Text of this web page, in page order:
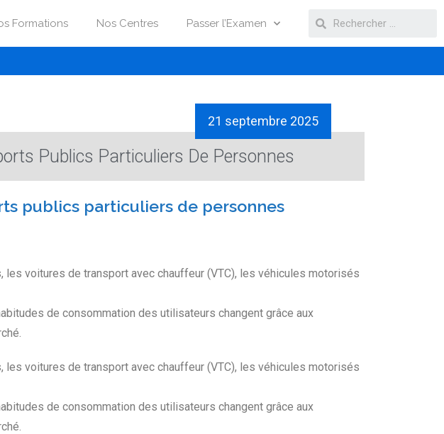
Formations Nos Centres Passer l’Examen
21 septembre 2025
Publics Particuliers De Personnes
publics particuliers de personnes
voitures de transport avec chauffeur (VTC), les véhicules motorisés
de consommation des utilisateurs changent grâce aux
voitures de transport avec chauffeur (VTC), les véhicules motorisés
de consommation des utilisateurs changent grâce aux